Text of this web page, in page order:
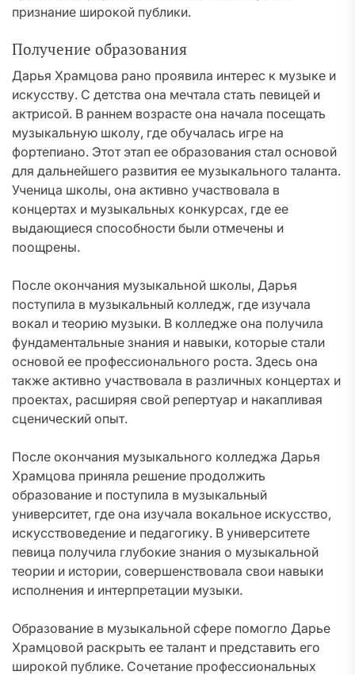
признание широкой публики.
Получение образования
Дарья Храмцова рано проявила интерес к музыке и
искусству. С детства она мечтала стать певицей и
актрисой. В раннем возрасте она начала посещать
музыкальную школу, где обучалась игре на
фортепиано. Этот этап ее образования стал основой
для дальнейшего развития ее музыкального таланта.
Ученица школы, она активно участвовала в
концертах и музыкальных конкурсах, где ее
выдающиеся способности были отмечены и
поощрены.
После окончания музыкальной школы, Дарья
поступила в музыкальный колледж, где изучала
вокал и теорию музыки. В колледже она получила
фундаментальные знания и навыки, которые стали
основой ее профессионального роста. Здесь она
также активно участвовала в различных концертах и
проектах, расширяя свой репертуар и накапливая
сценический опыт.
После окончания музыкального колледжа Дарья
Храмцова приняла решение продолжить
образование и поступила в музыкальный
университет, где она изучала вокальное искусство,
искусствоведение и педагогику. В университете
певица получила глубокие знания о музыкальной
теории и истории, совершенствовала свои навыки
исполнения и интерпретации музыки.
Образование в музыкальной сфере помогло Дарье
Храмцовой раскрыть ее талант и представить его
широкой публике. Сочетание профессиональных